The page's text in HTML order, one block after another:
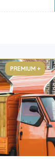
PREMIUM +